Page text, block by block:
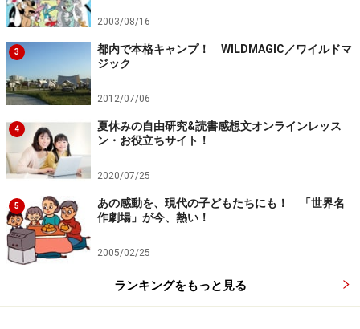
2003/08/16
3
都内で本格キャンプ！ WILDMAGIC／ワイルドマ
ジック
2012/07/06
4
夏休みの自由研究&読書感想文オンラインレッス
ン・お役立ちサイト！
2020/07/25
5
あの感動を、現代の子どもたちにも！ 「世界名
作劇場」が今、熱い！
2005/02/25
ランキングをもっと見る